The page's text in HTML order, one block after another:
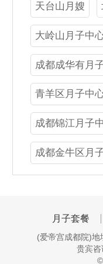
天台山月嫂
大岭山月子中
成都成华有月
青羊区月子中
成都锦江月子
成都金牛区月
月子套餐
(爱帝宫成都院)
贵宾咨